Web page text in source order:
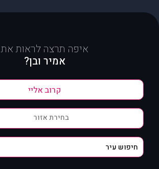
איפה תרצה לראות את
אמיר ובן?
בחירת אזור